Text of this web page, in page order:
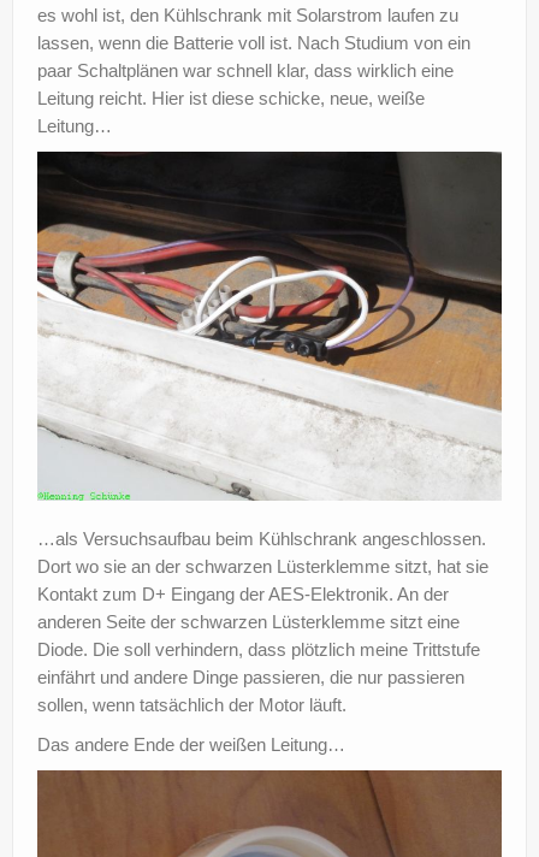
es wohl ist, den Kühlschrank mit Solarstrom laufen zu
lassen, wenn die Batterie voll ist. Nach Studium von ein
paar Schaltplänen war schnell klar, dass wirklich eine
Leitung reicht. Hier ist diese schicke, neue, weiße
Leitung…
…als Versuchsaufbau beim Kühlschrank angeschlossen.
Dort wo sie an der schwarzen Lüsterklemme sitzt, hat sie
Kontakt zum D+ Eingang der AES-Elektronik. An der
anderen Seite der schwarzen Lüsterklemme sitzt eine
Diode. Die soll verhindern, dass plötzlich meine Trittstufe
einfährt und andere Dinge passieren, die nur passieren
sollen, wenn tatsächlich der Motor läuft.
Das andere Ende der weißen Leitung…